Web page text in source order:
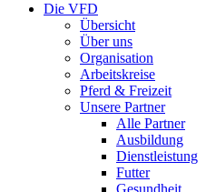
Die VFD
Übersicht
Über uns
Organisation
Arbeitskreise
Pferd & Freizeit
Unsere Partner
Alle Partner
Ausbildung
Dienstleistung
Futter
Gesundheit